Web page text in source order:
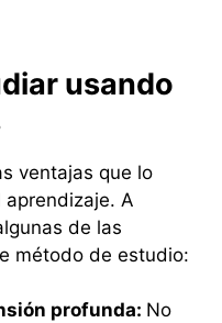
usando
ventajas que lo
A
de las
método de estudio:
profunda: No